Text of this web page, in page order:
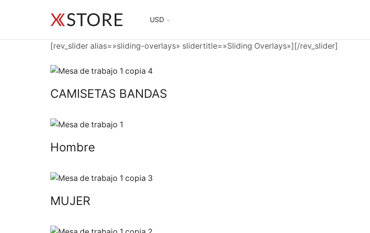
USD
[rev_slider alias=»sliding-overlays» slidertitle=»Sliding Overlays»][/rev_slider]
CAMISETAS BANDAS
Hombre
MUJER